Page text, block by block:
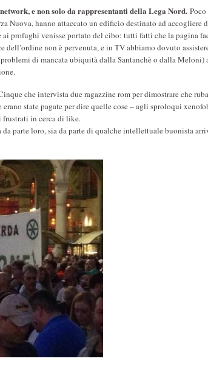
e non solo da rappresentanti della Lega Nord.
Nuova, hanno attaccato un edificio destinato ad accogliere
profughi venisse portato del cibo: tutti fatti che la pagina
non è pervenuta, e in TV abbiamo dovuto
di mancata ubiquità dalla Santanchè o dalla Meloni)
che intervista due ragazzine rom per dimostrare che
erano state pagate per dire quelle cose – agli sproloqui
in cerca di like.
parte loro, sia da parte di qualche intellettuale buonista